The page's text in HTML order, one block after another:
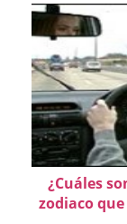
¿Cuáles
zodiaco